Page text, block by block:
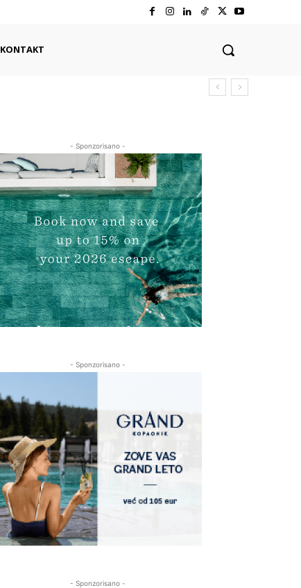
KONTAKT
- Sponzorisano -
- Sponzorisano -
- Sponzorisano -